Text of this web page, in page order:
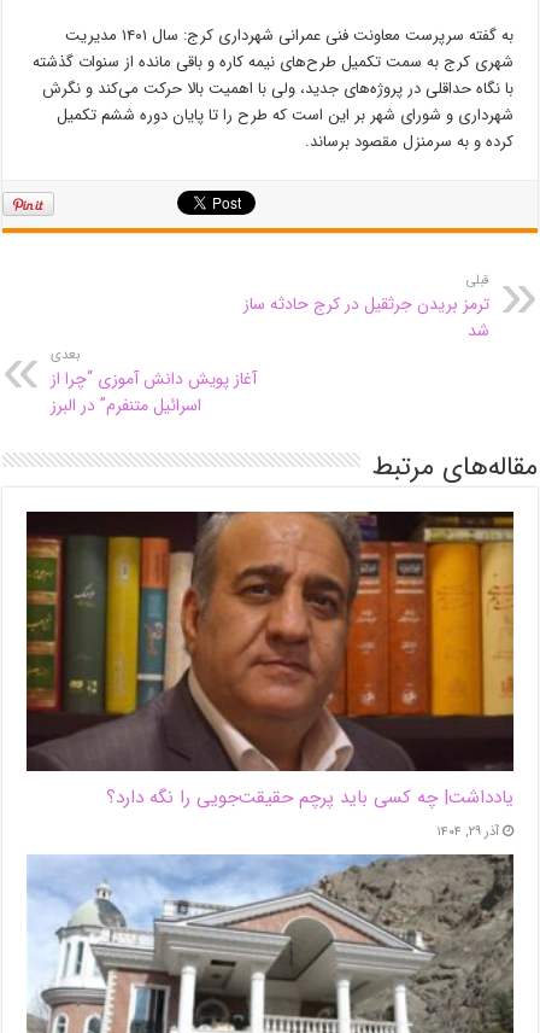
به گفته سرپرست معاونت فنی عمرانی شهرداری کرج: سال ۱۴۰۱ مدیریت
شهری کرج به سمت تکمیل طرح‌های نیمه کاره و باقی مانده از سنوات گذشته
با نگاه حداقلی در پروژه‌های جدید، ولی با اهمیت بالا حرکت می‌کند و نگرش
شهرداری و شورای شهر بر این است که طرح را تا پایان دوره ششم تکمیل
کرده و به سرمنزل مقصود برساند.
قبلی
ترمز بریدن جرثقیل در کرج حادثه ساز
شد
بعدی
آغاز پویش دانش آموزی “چرا از
اسرائیل متنفرم” در البرز
مقاله‌های مرتبط
یادداشت| ‌چه کسی باید پرچم حقیقت‌جویی را نگه دارد؟
آذر ۲۹, ۱۴۰۴